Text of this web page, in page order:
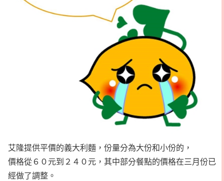
艾隆提供平價的義大利麵，份量分為大份和小份的，
價格從６０元到２４０元，其中部分餐點的價格在三月份已
經做了調整。